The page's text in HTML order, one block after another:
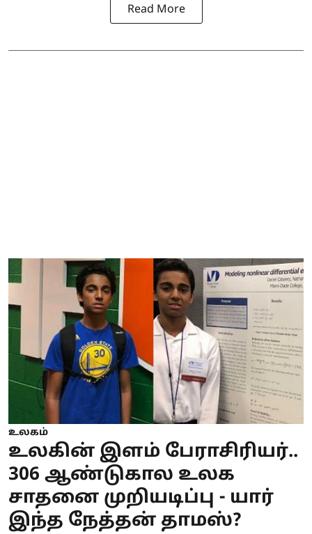
Read More
உலகம்
உலகின் இளம் பேராசிரியர்..
306 ஆண்டுகால உலக
சாதனை முறியடிப்பு - யார்
இந்த நேத்தன் தாமஸ்?